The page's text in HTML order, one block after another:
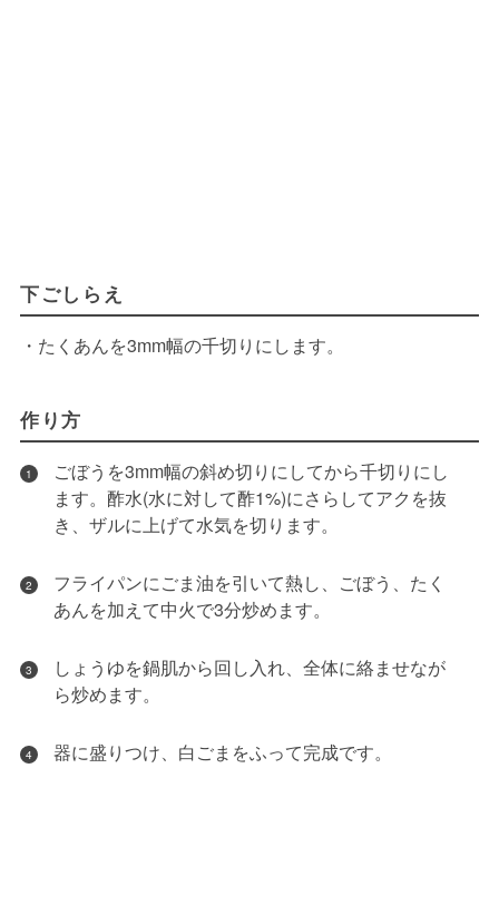
下ごしらえ
・たくあんを3mm幅の千切りにします。
作り方
1
ごぼうを3mm幅の斜め切りにしてから千切りにし
ます。酢水(水に対して酢1%)にさらしてアクを抜
き、ザルに上げて水気を切ります。
2
フライパンにごま油を引いて熱し、ごぼう、たく
あんを加えて中火で3分炒めます。
3
しょうゆを鍋肌から回し入れ、全体に絡ませなが
ら炒めます。
4 器に盛りつけ、白ごまをふって完成です。